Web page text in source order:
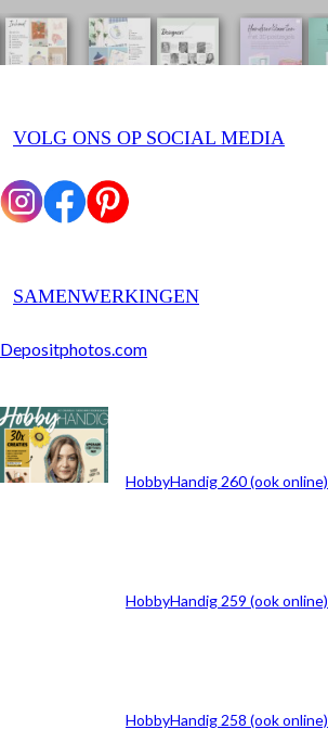
VOLG ONS OP SOCIAL MEDIA
SAMENWERKINGEN
Depositphotos.com
ARCHIEF
HobbyHandig 260 (ook online)
HobbyHandig 259 (ook online)
HobbyHandig 258 (ook online)